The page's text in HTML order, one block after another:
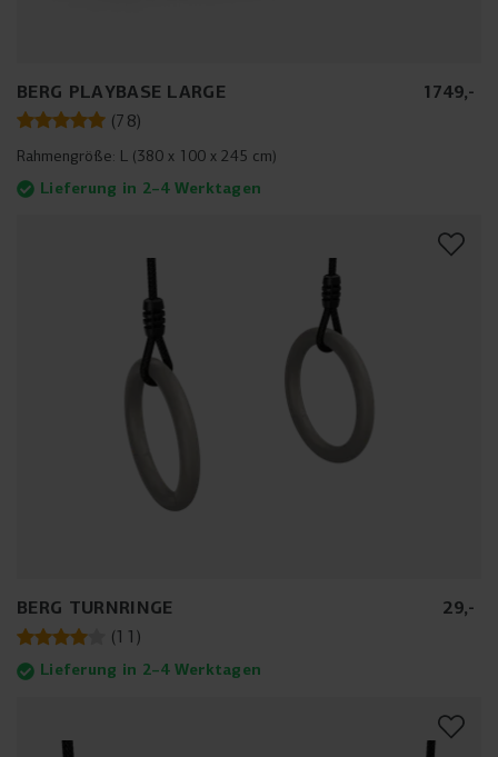
BERG PLAYBASE LARGE 1749,-
(78)
Rahmengröße: L (380 x 100 x 245 cm)
Lieferung in 2–4 Werktagen
BERG TURNRINGE 29,-
(11 )
Lieferung in 2–4 Werktagen